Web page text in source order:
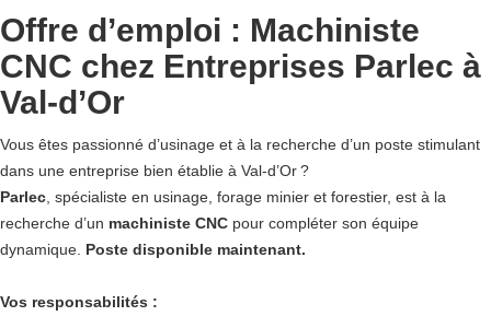
Offre d’emploi : Machiniste
CNC chez Entreprises Parlec à
Val-d’Or
Vous êtes passionné d’usinage et à la recherche d’un poste stimulant
dans une entreprise bien établie à Val-d’Or ?
Parlec , spécialiste en usinage, forage minier et forestier, est à la
recherche d’un machiniste CNC pour compléter son équipe
dynamique. Poste disponible maintenant.
Vos responsabilités :